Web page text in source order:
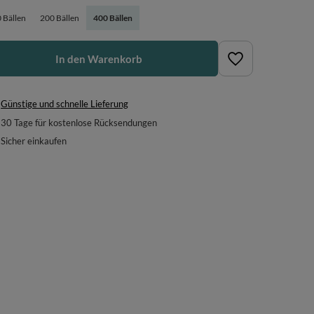
Bällen 200 Bällen 400 Bällen
In den Warenkorb
Günstige und schnelle Lieferung
30 Tage für kostenlose Rücksendungen
Sicher einkaufen